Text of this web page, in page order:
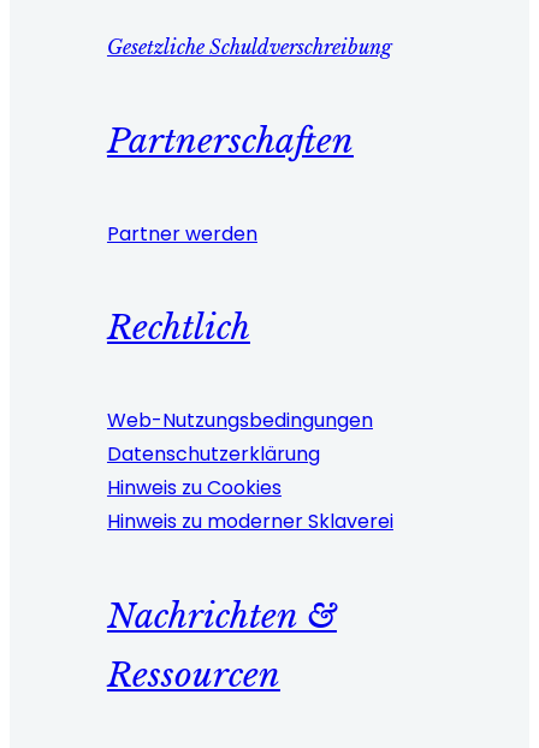
Gesetzliche Schuldverschreibung
Partnerschaften
Partner werden
Rechtlich
Web-Nutzungsbedingungen
Datenschutzerklärung
Hinweis zu Cookies
Hinweis zu moderner Sklaverei
Nachrichten &
Ressourcen